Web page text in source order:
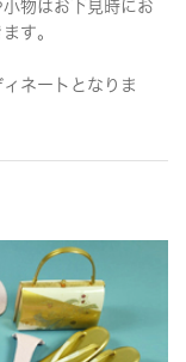
物はお下見時にお
す。
ネートとなりま